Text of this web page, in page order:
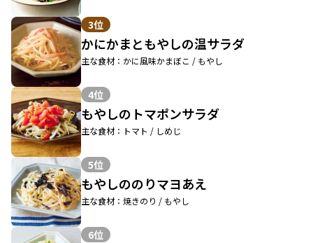
3位
かにかまともやしの温サラダ
主な食材：かに風味かまぼこ / もやし
4位
もやしのトマポンサラダ
主な食材：トマト / しめじ
5位
もやしののりマヨあえ
主な食材：焼きのり / もやし
6位